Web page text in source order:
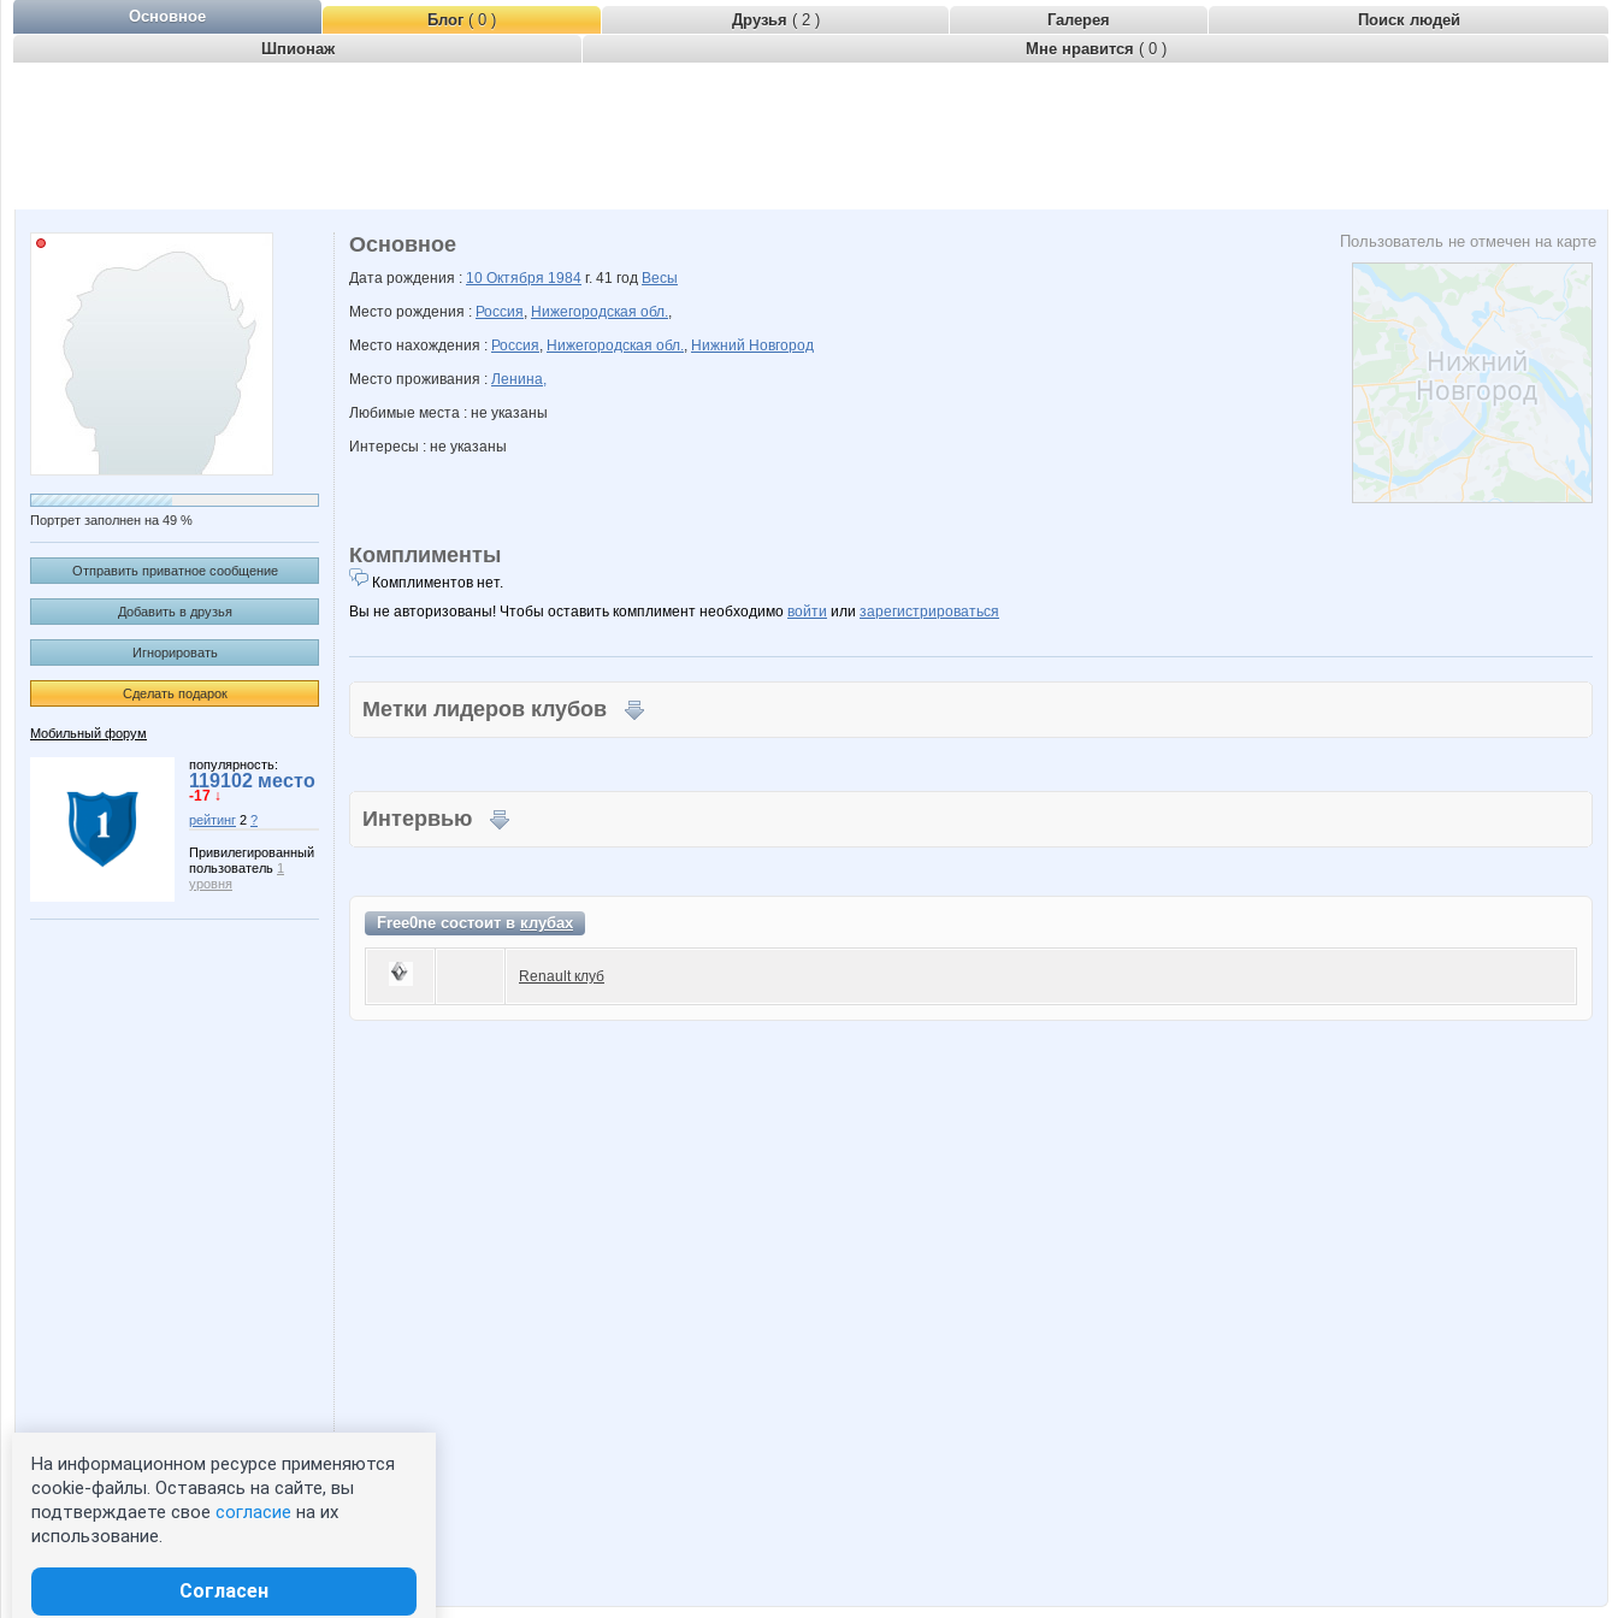
Основное Блог( 0 ) Друзья ( 2 ) Галерея
Поиск людей
Шпионаж
Мне нравится ( 0 )
Портрет заполнен на 49 %
Отправить приватное сообщение
Добавить в друзья
Игнорировать
Сделать подарок
Мобильный форум
популярность:
119102 место
-17 ↓
рейтинг 2 ?
Привилегированный
пользователь 1
уровня
Статистика портрета:
сейчас просматривают портрет - 0
зарегистрированные пользователи
Пользователь не отмечен на карте
Основное
Дата рождения : 10 Октября 1984 г. 41 год Весы
Место рождения : Россия, Нижегородская обл.,
Место нахождения : Россия, Нижегородская обл., Нижний Новгород
Место проживания : Ленина,
Любимые места : не указаны
Интересы : не указаны
Комплименты
Комплиментов нет.
Вы не авторизованы! Чтобы оставить комплимент необходимо войти или зарегистрироваться
Метки лидеров клубов
Интервью
Free0ne состоит вклубах
Renault клуб
На информационном ресурсе применяются
cookie-файлы. Оставаясь на сайте, вы
подтверждаете свое согласие на их
использование.
Согласен